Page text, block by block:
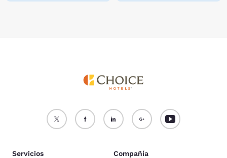
Servicios Compañía